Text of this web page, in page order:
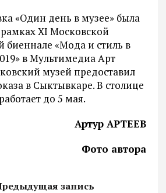
«Один день в музее» была
XI Московской
«Мода и стиль в
в Мультимедиа Арт
музей предоставил
в Сыктывкаре. В столице
до 5 мая.
Артур АРТЕЕВ
Фото автора
запись